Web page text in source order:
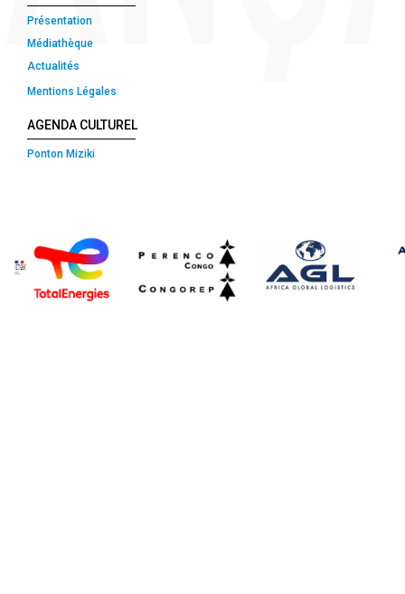
Présentation
Médiathèque
Actualités
Mentions Légales
AGENDA CULTUREL
Ponton Miziki